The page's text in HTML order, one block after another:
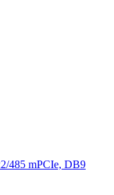
485 mPCIe, DB9